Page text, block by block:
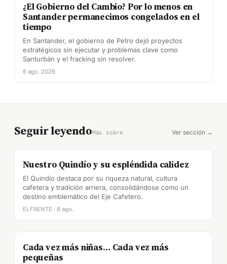
¿El Gobierno del Cambio? Por lo menos en
Santander permanecimos congelados en el
tiempo
En Santander, el gobierno de Petro dejó proyectos
estratégicos sin ejecutar y problemas clave como
Santurbán y el fracking sin resolver.
6 ago. 2026
Seguir leyendoMás sobre Ver sección →
Nuestro Quindío y su espléndida calidez
El Quindío destaca por su riqueza natural, cultura
cafetera y tradición arriera, consolidándose como un
destino emblemático del Eje Cafetero.
ELFRENTE · 8 ago.
Cada vez más niñas… Cada vez más
pequeñas